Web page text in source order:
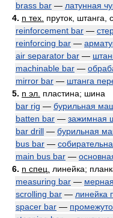
brass bar — латунная
4. n тех. пруток, штанга,
reinforcement bar —
reinforcing bar —
air separator bar —
machinable bar —
mirror bar — штанга
5. n эл. пластина; шина
bar rig — бурильная
batten bar — зажимная
bar drill — бурильная
bus bar —
main bus bar —
6. n спец.
линейка;
measuring bar —
scrolling bar — линейка
spacer bar —